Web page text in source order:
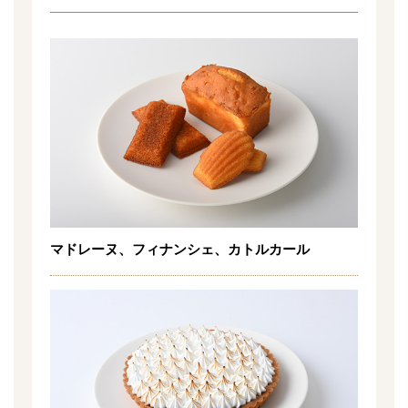
マドレーヌ、フィナンシェ、カトルカール